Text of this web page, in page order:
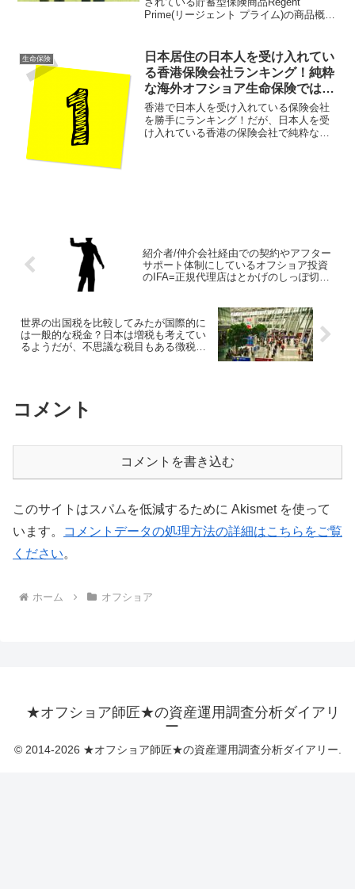
Prime(リージェント プライム)の商品概要
Fubon社の商品と比較しながら契約商品
を決定していく事をお勧めしたい。
生命保険
日本居住の日本人を受け入れてい
る香港保険会社ランキング！純粋
な海外オフショア生命保険ではサ
ンライフ&CTF Life(旧名FTLife)
の2社！
香港で日本人を受け入れている保険会社
を勝手にランキング！だが、日本人を受
け入れている香港の保険会社で純粋な生
紹介者/仲介会社経由での契約やアフター
サポート体制にしているオフショア投資
のIFA=正規代理店はとかげのしっぽ切り
世界の出国税を比較してみたが国際的に
は一般的な税金？日本は増税も考えてい
るようだが、不思議な税目もある徴税大
コメント
コメントを書き込む
このサイトはスパムを低減するために Akismet を使って
います。
コメントデータの処理方法の詳細はこちらをご覧
ください。
ホーム オフショア
★オフショア師匠★の資産運用調査分析ダイアリ
ー
© 2014-2026 ★オフショア師匠★の資産運用調査分析ダイアリー.